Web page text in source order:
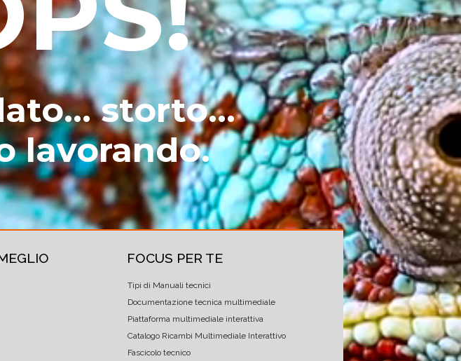
storto...
lavorando.
marco manghi Matteo Pulli Gea SRL
FOCUS PER TE
Tipi di Manuali tecnici
Documentazione tecnica multimediale
Piattaforma multimediale interattiva
Catalogo Ricambi Multimediale Interattivo
Fascicolo tecnico